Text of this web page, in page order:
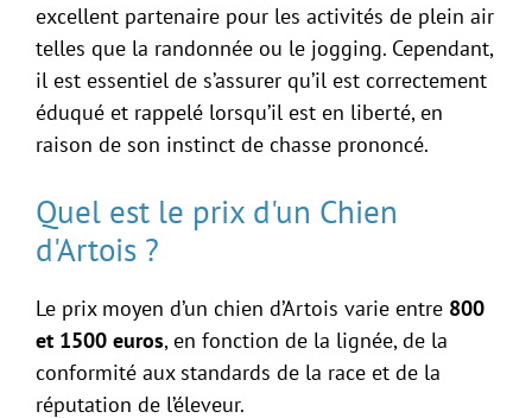
excellent partenaire pour les activités de plein air
telles que la randonnée ou le jogging. Cependant,
il est essentiel de s’assurer qu’il est correctement
éduqué et rappelé lorsqu’il est en liberté, en
raison de son instinct de chasse prononcé.
Quel est le prix d'un Chien
d'Artois ?
Le prix moyen d’un chien d’Artois varie entre 800
et 1500 euros, en fonction de la lignée, de la
conformité aux standards de la race et de la
réputation de l’éleveur.